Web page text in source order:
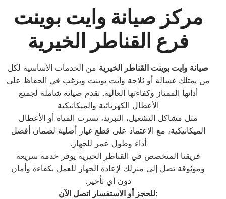
مركز صيانة وايت بوينت
فرع القناطر الخيرية
صيانة وايت بوينت القناطر الخيرية من الخدمات الأساسية لكل
من يمتلك غسالة أو ثلاجة وايت بوينت ويرغب في الحفاظ على
أدائها الممتاز وكفاءتها العالية. نقدم صيانة شاملة لجميع
الأعطال الكهربائية والميكانيكية
مثل مشاكل التشغيل، التبريد، تسرب المياه أو الأعطال
الميكانيكية، مع الاعتماد على قطع غيار أصلية لضمان أفضل
أداء وطول عمر للجهاز.
فريقنا المتخصص في القناطر الخيرية يوفر خدمة سريعة
وموثوقة تصل إلى منزلك لإعادة الجهاز للعمل بكفاءة وأمان
دون أي تأخير.
للحجز أو الاستفسار اتصل الآن: